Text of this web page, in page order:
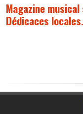
Magazine
Dédicaces